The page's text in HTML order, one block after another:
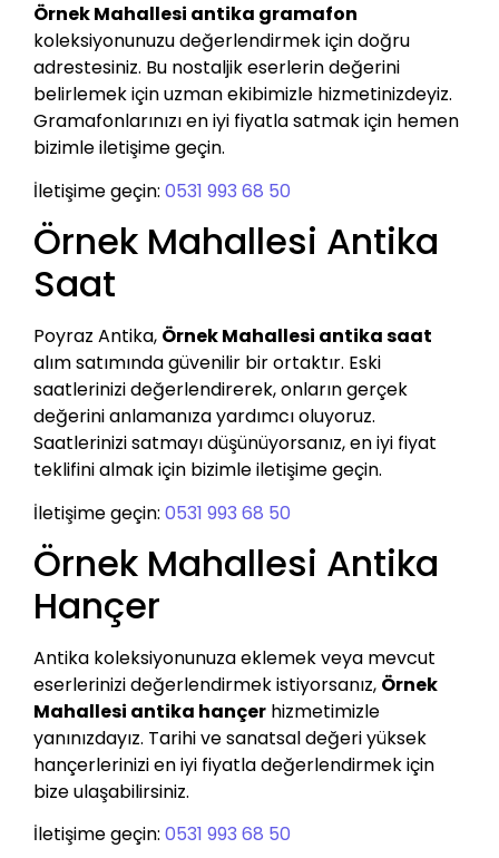
Örnek Mahallesi antika gramafon
koleksiyonunuzu değerlendirmek için doğru
adrestesiniz. Bu nostaljik eserlerin değerini
belirlemek için uzman ekibimizle hizmetinizdeyiz.
Gramafonlarınızı en iyi fiyatla satmak için hemen
bizimle iletişime geçin.
İletişime geçin: 0531 993 68 50
Örnek Mahallesi Antika
Saat
Poyraz Antika, Örnek Mahallesi antika saat
alım satımında güvenilir bir ortaktır. Eski
saatlerinizi değerlendirerek, onların gerçek
değerini anlamanıza yardımcı oluyoruz.
Saatlerinizi satmayı düşünüyorsanız, en iyi fiyat
teklifini almak için bizimle iletişime geçin.
İletişime geçin: 0531 993 68 50
Örnek Mahallesi Antika
Hançer
Antika koleksiyonunuza eklemek veya mevcut
eserlerinizi değerlendirmek istiyorsanız, Örnek
Mahallesi antika hançer hizmetimizle
yanınızdayız. Tarihi ve sanatsal değeri yüksek
hançerlerinizi en iyi fiyatla değerlendirmek için
bize ulaşabilirsiniz.
İletişime geçin: 0531 993 68 50